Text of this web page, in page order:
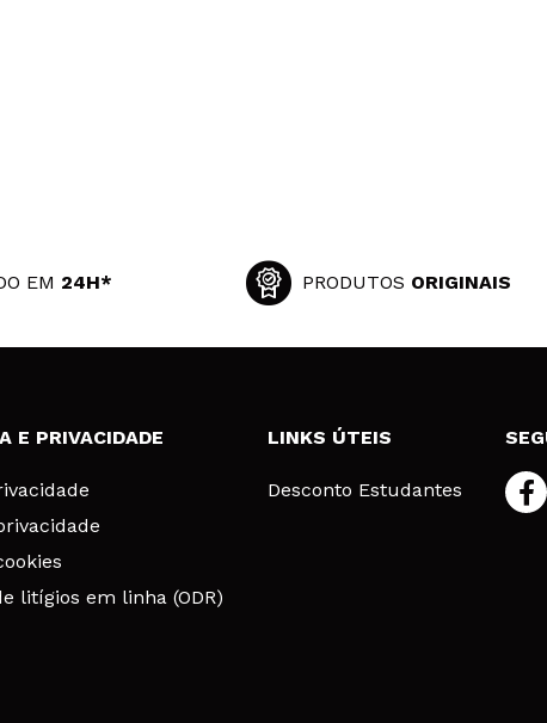
EM 24H* PRODUTOS ORIGINAIS
E PRIVACIDADE
litígios em linha (ODR)
LINKS ÚTEIS
Desconto Estudantes